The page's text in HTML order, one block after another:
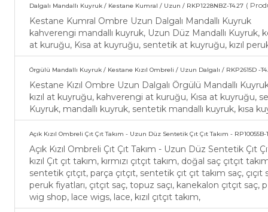
Dalgalı Mandallı Kuyruk / Kestane Kumral / Uzun / RKP1228NBZ-T4.27 (
Kestane Kumral Ombre Uzun Dalgalı Mandallı Kuyruk
kahverengi mandallı kuyruk, Uzun Düz Mandallı
at kuruğu, Kısa at kuyruğu, sentetik at kuyruğu, kızıl
Örgülü Mandallı Kuyruk / Kestane Kızıl Ombreli / Uzun Dalgalı / RKP2615D -
Kestane Kızıl Ombre Uzun Dalgalı Örgülü Mandallı
kızıl at kuyruğu, kahverengi at kuruğu, Kısa at kuyruğu,
Kuyruk, mandallı kuyruk, sentetik mandallı kuyruk, kısa
Açık Kızıl Ombreli Çıt Çıt Takım - Uzun Düz Sentetik Çıt Çıt Takım - RP10055B-
Açık Kızıl Ombreli Çıt Çıt Takım - Uzun Düz Sentetik Çıt
kızıl Çıt çıt takım, kırmızı çıtçıt takım, doğal saç çıtçıt
sentetik çıtçıt, parça çıtçıt, sentetik çıt çıt takım saç,
peruk fiyatları, çıtçıt saç, topuz saçı, kanekalon çıtçıt saç,
wig shop, lace wigs, lace, kızıl çıtçıt takım,